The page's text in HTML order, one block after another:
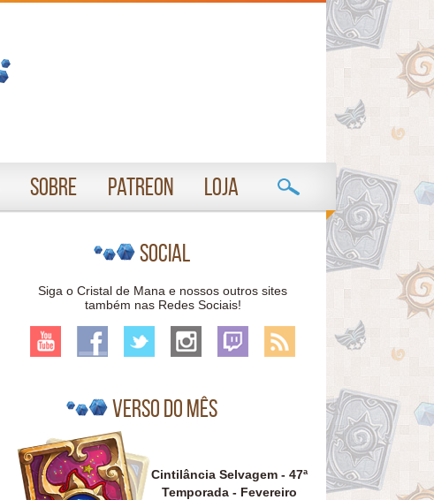
Sobre Patreon Loja
Social
Siga o Cristal de Mana e nossos outros sites
também nas Redes Sociais!
Verso do mês
Cintilância Selvagem - 47ª
Temporada - Fevereiro